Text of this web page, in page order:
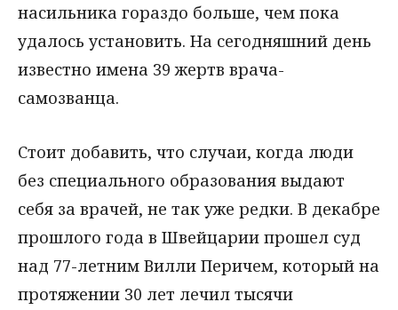
насильника гораздо больше, чем пока
удалось установить. На сегодняшний день
известно имена 39 жертв врача-
самозванца.
Стоит добавить, что случаи, когда люди
без специального образования выдают
себя за врачей, не так уже редки. В декабре
прошлого года в Швейцарии прошел суд
над 77-летним Вилли Перичем, который на
протяжении 30 лет лечил тысячи